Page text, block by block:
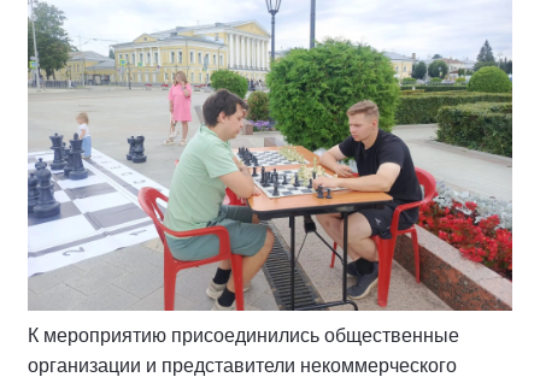
К мероприятию присоединились общественные
организации и представители некоммерческого